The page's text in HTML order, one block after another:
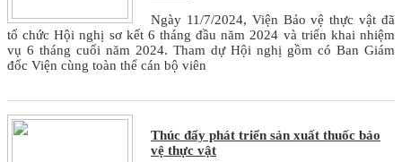
Ngày 11/7/2024, Viện Bảo vệ thực vật đã
tổ chức Hội nghị sơ kết 6 tháng đầu năm 2024 và triển khai nhiệm
vụ 6 tháng cuối năm 2024. Tham dự Hội nghị gồm có Ban Giám
đốc Viện cùng toàn thể cán bộ viên
Thúc đẩy phát triển sản xuất thuốc bảo
vệ thực vật